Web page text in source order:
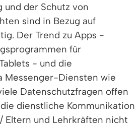
der Schutz von
sind in Bezug auf
Der Trend zu Apps -
für
- und die
Messenger-Diensten wie
Datenschutzfragen offen
dienstliche Kommunikation
Eltern und Lehrkräften nicht